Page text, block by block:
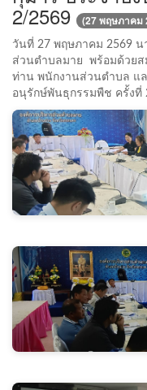
2/2569 (27 พฤษภาคม
วันที่ 27 พฤษภาคม 2569 น
ส่วนตำบลมาย พร้อมด้วยส
ท่าน พนักงานส่วนตำบล แ
อนุรักษ์พันธุกรรมพืช ครั้งที่